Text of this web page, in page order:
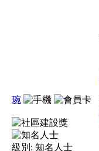
琬
級別: 知名人士